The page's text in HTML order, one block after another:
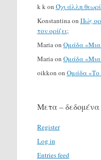
k k on Όχι άλλη
Konstantina on Πώς
τον ορίζει;
Maria on Ομάδα «Μια
Maria on Ομάδα «Μια
oikkon on Ομάδα
Μετα – δεδομένα
Register
Log in
Entries feed